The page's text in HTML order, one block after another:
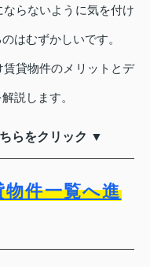
らないように気を付け
はむずかしいです。
貸物件のメリットとデ
説します。
らをクリック ▼
物件一覧へ進